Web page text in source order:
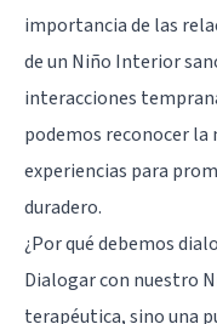
importancia de las
de un Niño Interior
interacciones
podemos reconocer la
experiencias para
duradero.
¿Por qué debemos
Dialogar con nuestro
terapéutica, sino una